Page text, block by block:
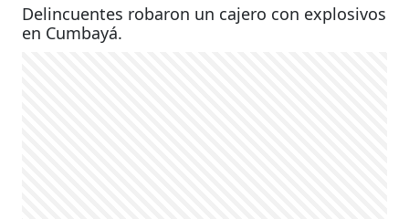
Delincuentes robaron un cajero con explosivos
en Cumbayá.